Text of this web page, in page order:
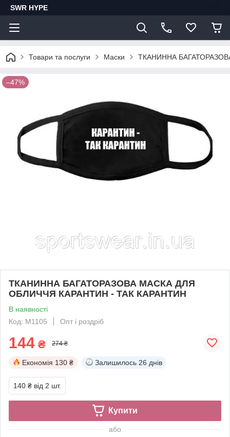
SWR HYPE
Товари та послуги Маски ТКАНИННА
–47%
ТКАНИННА БАГАТОРАЗОВА МАСКА ДЛЯ
ОБЛИЧЧЯ КАРАНТИН - ТАК КАРАНТИН
В наявності
Код: M1105
Опт і роздріб
144 ₴ 274 ₴
Економія 130 ₴ Залишилось 26 днів
140 ₴ від 2 шт.
Купити
або